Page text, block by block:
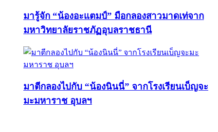
มารู้จัก “น้องอะแตมป์” มือกลองสาวมาดเท่จาก
มหาวิทยาลัยราชภัฏอุบลราชธานี
มาตีกลองไปกับ “น้องนินนี่” จากโรงเรียนเบ็ญจะ
มะมหาราช อุบลฯ